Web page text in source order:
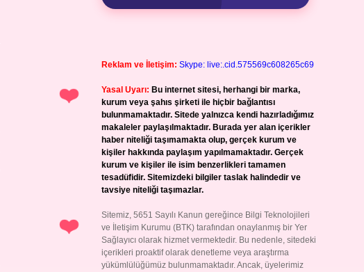
Reklam ve İletişim: Skype: live:.cid.575569c608265c69
Yasal Uyarı: Bu internet sitesi, herhangi bir marka,
kurum veya şahıs şirketi ile hiçbir bağlantısı
bulunmamaktadır. Sitede yalnızca kendi hazırladığımız
makaleler paylaşılmaktadır. Burada yer alan içerikler
haber niteliği taşımamakta olup, gerçek kurum ve
kişiler hakkında paylaşım yapılmamaktadır. Gerçek
kurum ve kişiler ile isim benzerlikleri tamamen
tesadüfidir. Sitemizdeki bilgiler taslak halindedir ve
tavsiye niteliği taşımazlar.
Sitemiz, 5651 Sayılı Kanun gereğince Bilgi Teknolojileri
ve İletişim Kurumu (BTK) tarafından onaylanmış bir Yer
Sağlayıcı olarak hizmet vermektedir. Bu nedenle, sitedeki
içerikleri proaktif olarak denetleme veya araştırma
yükümlülüğümüz bulunmamaktadır. Ancak, üyelerimiz